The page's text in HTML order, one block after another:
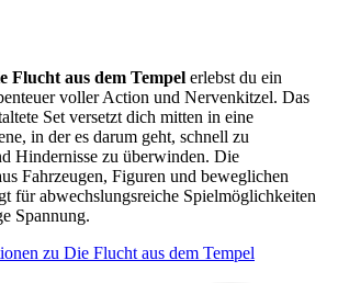
Flucht aus dem Tempel erlebst du ein
voller Action und Nervenkitzel. Das
Set versetzt dich mitten in eine
in der es darum geht, schnell zu
Hindernisse zu überwinden. Die
Fahrzeugen, Figuren und beweglichen
für abwechslungsreiche Spielmöglichkeiten
Spannung.
zu Die Flucht aus dem Tempel